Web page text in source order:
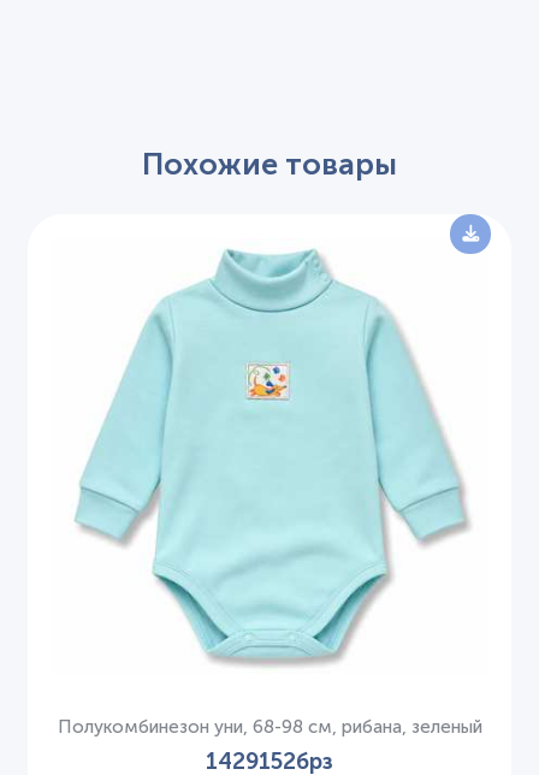
Похожие товары
Полукомбинезон уни, 68-98 см, рибана, зеленый
1429152брз